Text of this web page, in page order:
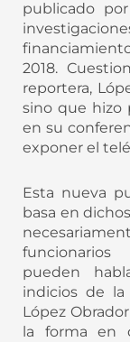
publicado por
2018.
reportera,
sino que hizo
en su
exponer el
Esta nueva
basa en
pueden
indicios de
López
la forma en